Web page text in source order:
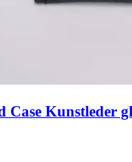
Case Kunstleder